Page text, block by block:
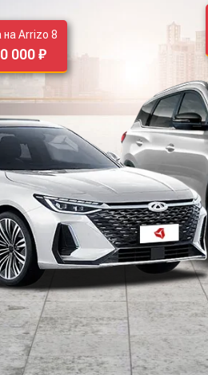
на Arrizo 8
000 ₽